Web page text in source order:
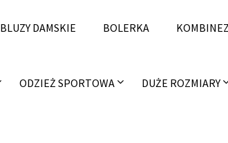
BLUZY DAMSKIE BOLERKA
ODZIEŻ SPORTOWA DUŻE ROZMIARY